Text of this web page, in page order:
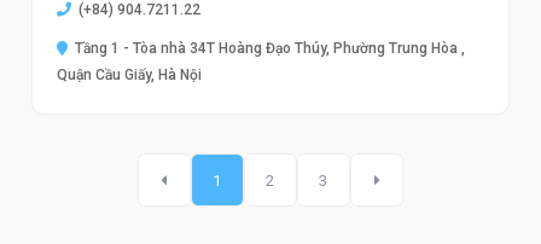
(+84) 904.7211.22
Tầng 1 - Tòa nhà 34T Hoàng Đạo Thúy, Phường Trung Hòa ,
Quận Cầu Giấy, Hà Nội
1 2 3